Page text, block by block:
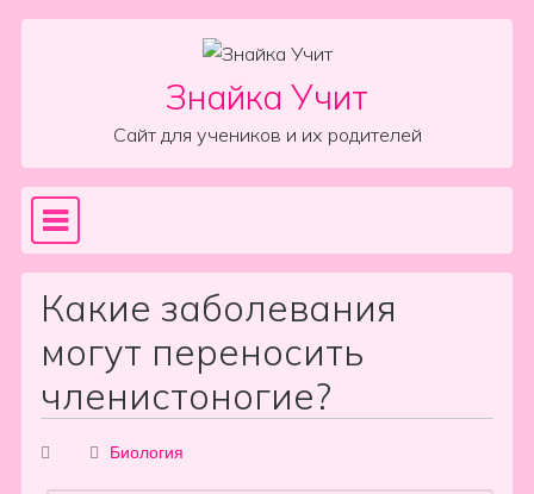
Знайка Учит
Сайт для учеников и их родителей
Main Navigation
Какие заболевания
могут переносить
членистоногие?
Биология